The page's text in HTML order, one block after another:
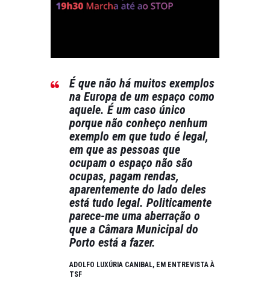
É que não há muitos exemplos
na Europa de um espaço como
aquele. É um caso único
porque não conheço nenhum
exemplo em que tudo é legal,
em que as pessoas que
ocupam o espaço não são
ocupas, pagam rendas,
aparentemente do lado deles
está tudo legal. Politicamente
parece-me uma aberração o
que a Câmara Municipal do
Porto está a fazer.
ADOLFO LUXÚRIA CANIBAL, EM ENTREVISTA À
TSF